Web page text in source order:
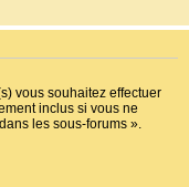
vous souhaitez effectuer
inclus si vous ne
les sous-forums ».